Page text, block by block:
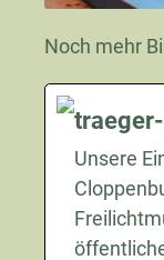
Noch mehr
Unsere